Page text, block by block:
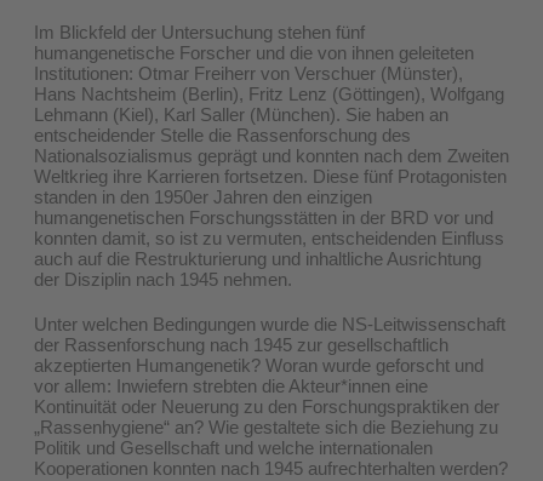
Im Blickfeld der Untersuchung stehen fünf
humangenetische Forscher und die von ihnen geleiteten
Institutionen: Otmar Freiherr von Verschuer (Münster),
Hans Nachtsheim (Berlin), Fritz Lenz (Göttingen), Wolfgang
Lehmann (Kiel), Karl Saller (München). Sie haben an
entscheidender Stelle die Rassenforschung des
Nationalsozialismus geprägt und konnten nach dem Zweiten
Weltkrieg ihre Karrieren fortsetzen. Diese fünf Protagonisten
standen in den 1950er Jahren den einzigen
humangenetischen Forschungsstätten in der BRD vor und
konnten damit, so ist zu vermuten, entscheidenden Einfluss
auch auf die Restrukturierung und inhaltliche Ausrichtung
der Disziplin nach 1945 nehmen.
Unter welchen Bedingungen wurde die NS-Leitwissenschaft
der Rassenforschung nach 1945 zur gesellschaftlich
akzeptierten Humangenetik? Woran wurde geforscht und
vor allem: Inwiefern strebten die Akteur*innen eine
Kontinuität oder Neuerung zu den Forschungspraktiken der
„Rassenhygiene“ an? Wie gestaltete sich die Beziehung zu
Politik und Gesellschaft und welche internationalen
Kooperationen konnten nach 1945 aufrechterhalten werden?